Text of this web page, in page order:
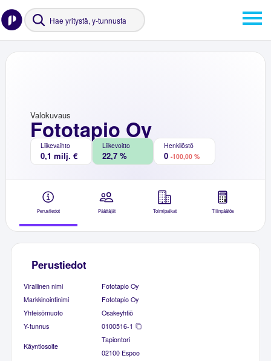
Fototapio Oy
Valokuvaus
Liikevaihto
0,1 milj. €
Liikevoitto
22,7 %
Henkilöstö
0 -100,00 %
Perustiedot Päättäjät Toimipaikat Tilinpäätös
Perustiedot
Virallinen nimi
Fototapio Oy
Markkinointinimi
Fototapio Oy
Yhteisömuoto
Osakeyhtiö
Y-tunnus
0100516-1
Käyntiosoite
Tapiontori
02100 Espoo